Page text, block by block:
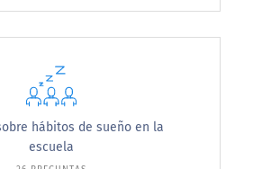
hábitos de sueño en la
escuela